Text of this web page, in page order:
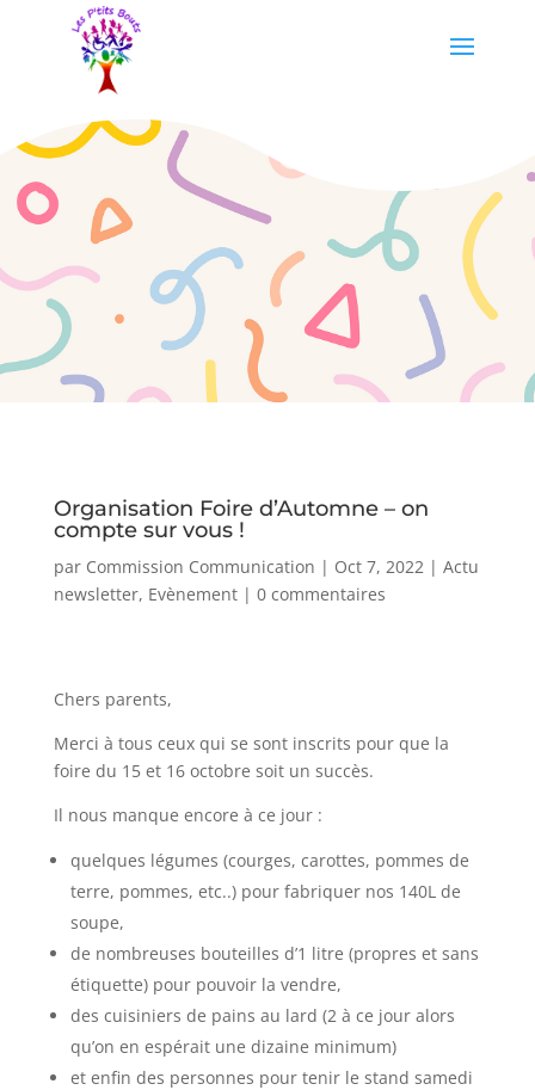
Organisation Foire d’Automne – on
compte sur vous !
par Commission Communication | Oct 7, 2022| Actu
newsletter, Evènement| 0 commentaires
Chers parents,
Merci à tous ceux qui se sont inscrits pour que la
foire du 15 et 16 octobre soit un succès.
Il nous manque encore à ce jour :
quelques légumes (courges, carottes, pommes de
terre, pommes, etc..) pour fabriquer nos 140L de
soupe,
de nombreuses bouteilles d’1 litre (propres et sans
étiquette) pour pouvoir la vendre,
des cuisiniers de pains au lard (2 à ce jour alors
qu’on en espérait une dizaine minimum)
et enfin des personnes pour tenir le stand samedi